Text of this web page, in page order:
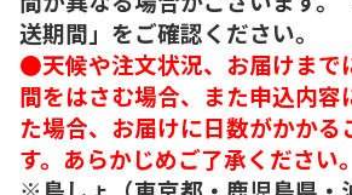
送期間」をご確認ください。
●天候や注文状況、お届けまで
間をはさむ場合、また申込内容
た場合、お届けに日数がかかる
す。あらかじめご了承ください。